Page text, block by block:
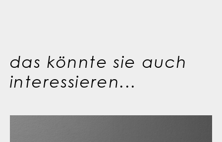
das könnte sie auch
interessieren...